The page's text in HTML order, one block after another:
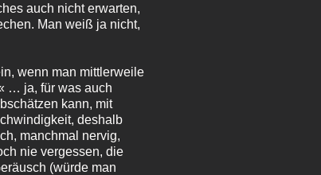
auch nicht erwarten,
Man weiß ja nicht,
wenn man mittlerweile
… ja, für was auch
kann, mit
deshalb
manchmal nervig,
nie vergessen, die
(würde man